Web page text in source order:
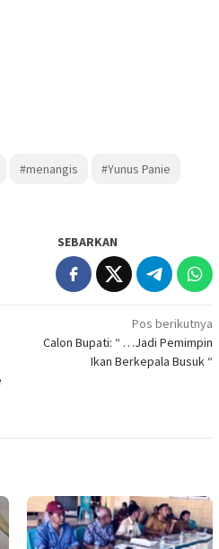
#menangis #Yunus Panie
SEBARKAN
Pos berikutnya
Calon Bupati: “ …Jadi Pemimpin
Ikan Berkepala Busuk “